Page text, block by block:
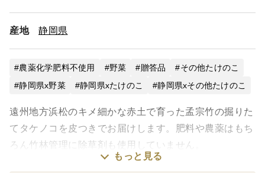
産地 静岡県
農薬化学肥料不使用 野菜 贈答品
その他たけのこ
静岡県x野菜
静岡県xたけのこ 静岡県xその他たけのこ
遠州地方浜松のキメ細かな赤土で育った孟宗竹の掘りた
てタケノコを皮つきでお届けします。肥料や農薬はもち
ろん竹林管理に除草剤も使用していません。
他の地区より少々遅れて旬が来ております。掘りたての
もっと見る